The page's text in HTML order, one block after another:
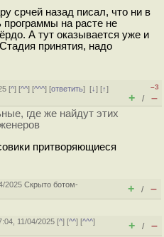
срчей назад писал, что ни в
на расте не
А тут оказывается уже и
принятия, надо
[^] [^^] [^^^] [ответить][↓] [↑]
–3
+ / –
где же найдут этих
притворяющиеся
2025Скрыто ботом-
+ / –
11/04/2025 [^] [^^] [^^^]
+ / –